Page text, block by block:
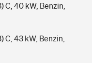
C, 40 kW, Benzin,
C, 43 kW, Benzin,